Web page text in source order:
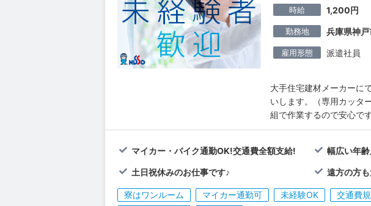
時給 1,200円
勤務地 兵庫県神
雇用形態 派遣社員
大手住宅建材メーカーに
いします。（専用カッタ
組で作業するので安心で
マイカー・バイク通勤OK!交通費全額支給! 幅広い年
土日祝休みのお仕事です♪ 遠方の方
寮はワンルーム マイカー通勤可 未経験OK 交通費